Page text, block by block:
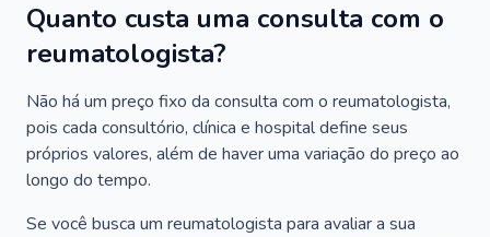
Quanto custa uma consulta com o
reumatologista?
Não há um preço fixo da consulta com o reumatologista,
pois cada consultório, clínica e hospital define seus
próprios valores, além de haver uma variação do preço ao
longo do tempo.
Se você busca um reumatologista para avaliar a sua